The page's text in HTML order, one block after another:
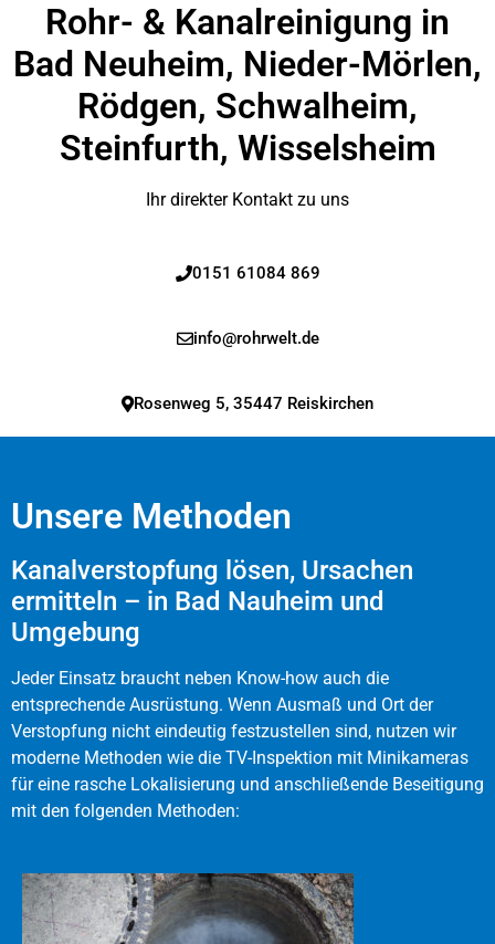
Rohr- & Kanalreinigung in
Bad Neuheim, Nieder-Mörlen,
Rödgen, Schwalheim,
Steinfurth, Wisselsheim
Ihr direkter Kontakt zu uns
0151 61084 869
info@rohrwelt.de
Rosenweg 5, 35447 Reiskirchen
Unsere Methoden
Kanalverstopfung lösen, Ursachen
ermitteln – in Bad Nauheim und
Umgebung
Jeder Einsatz braucht neben Know-how auch die
entsprechende Ausrüstung. Wenn Ausmaß und Ort der
Verstopfung nicht eindeutig festzustellen sind, nutzen wir
moderne Methoden wie die TV-Inspektion mit Minikameras
für eine rasche Lokalisierung und anschließende Beseitigung
mit den folgenden Methoden: